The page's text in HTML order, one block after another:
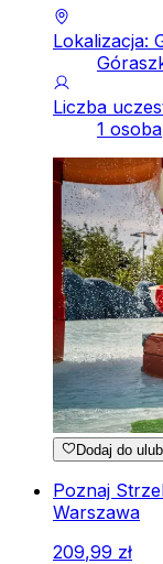
Lokalizacja:
Liczba
1 osoba
Dodaj do
Poznaj
Warszawa
209,99 zł